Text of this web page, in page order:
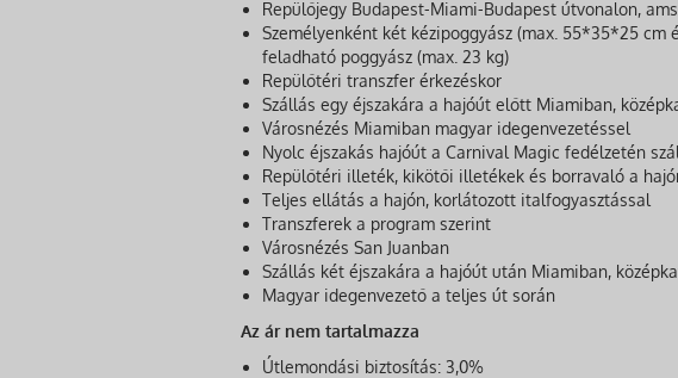
Repülőjegy Budapest-Miami-Budapest útvonalon,
Személyenként két kézipoggyász (max. 55*35*25 cm
feladható poggyász (max. 23 kg)
Repülőtéri transzfer érkezéskor
Szállás egy éjszakára a hajóút előtt Miamiban,
Városnézés Miamiban magyar idegenvezetéssel
Nyolc éjszakás hajóút a Carnival Magic fedélzetén
Repülőtéri illeték, kikötői illetékek és borravaló a
Teljes ellátás a hajón, korlátozott italfogyasztással
Transzferek a program szerint
Városnézés San Juanban
Szállás két éjszakára a hajóút után Miamiban,
Magyar idegenvezető a teljes út során
Az ár nem tartalmazza
Útlemondási biztosítás: 3,0%